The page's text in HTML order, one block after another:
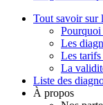
Tout savoir sur
Pourquoi
Les
Les
La
Liste des
À propos